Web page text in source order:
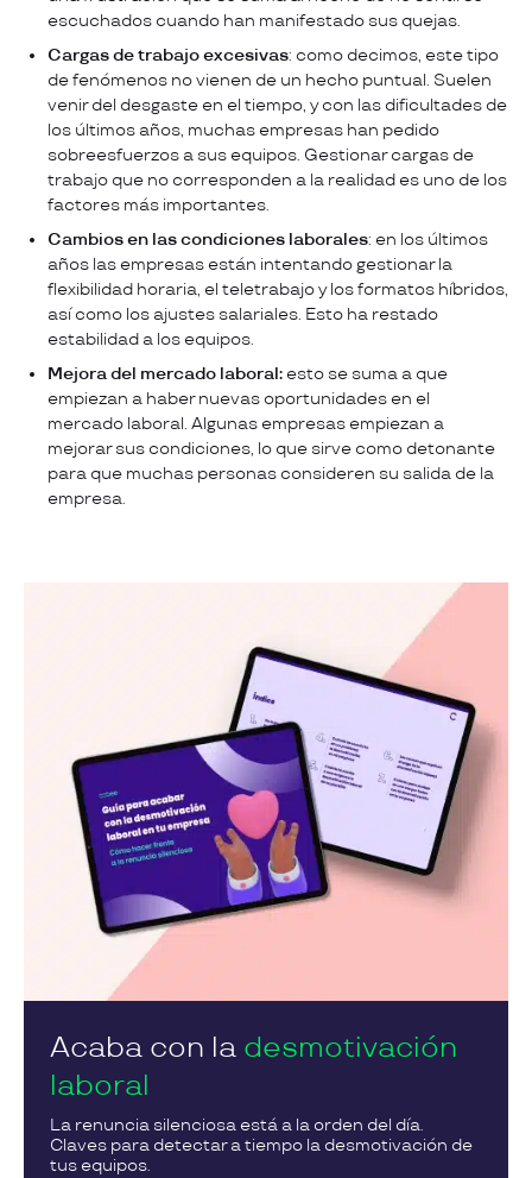
escuchados cuando han manifestado sus quejas.
Cargas de trabajo excesivas: como decimos, este tipo
de fenómenos no vienen de un hecho puntual. Suelen
venir del desgaste en el tiempo, y con las dificultades de
los últimos años, muchas empresas han pedido
sobreesfuerzos a sus equipos. Gestionar cargas de
trabajo que no corresponden a la realidad es uno de los
factores más importantes.
Cambios en las condiciones laborales: en los últimos
años las empresas están intentando gestionar la
flexibilidad horaria, el teletrabajo y los formatos híbridos,
así como los ajustes salariales. Esto ha restado
estabilidad a los equipos.
Mejora del mercado laboral: esto se suma a que
empiezan a haber nuevas oportunidades en el
mercado laboral. Algunas empresas empiezan a
mejorar sus condiciones, lo que sirve como detonante
para que muchas personas consideren su salida de la
empresa.
Acaba con la desmotivación
laboral
La renuncia silenciosa está a la orden del día.
Claves para detectar a tiempo la desmotivación de
tus equipos.